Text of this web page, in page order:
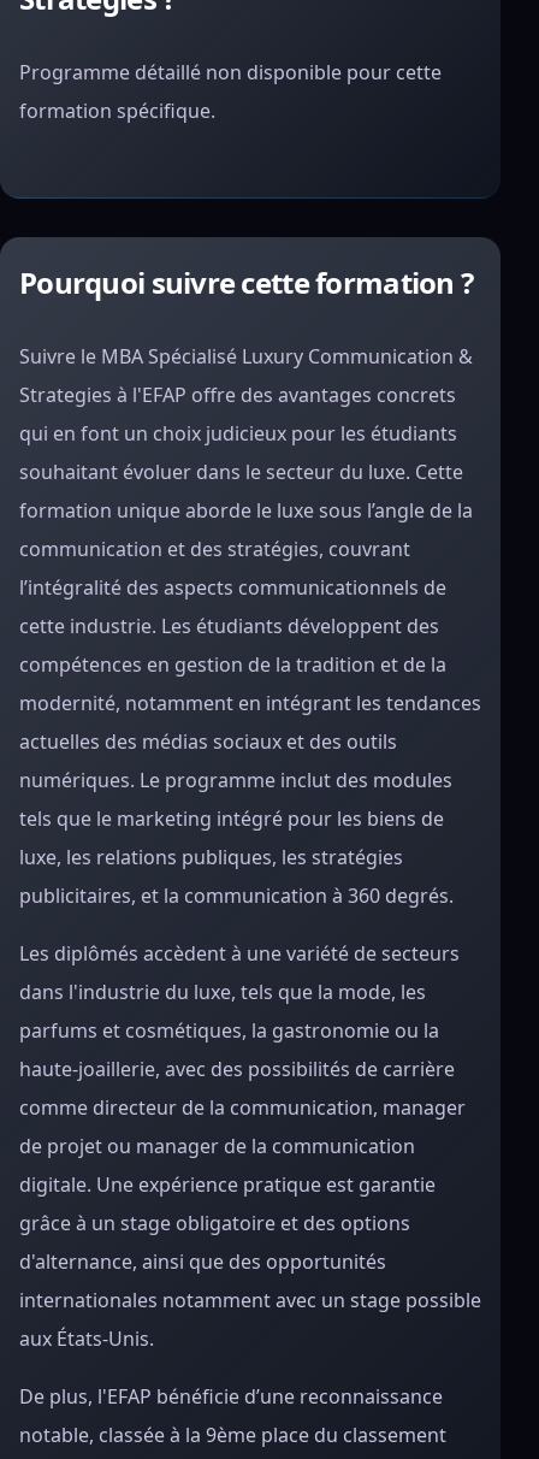
Programme détaillé non disponible pour cette
formation spécifique.
Pourquoi suivre cette formation ?
Suivre le MBA Spécialisé Luxury Communication &
Strategies à l'EFAP offre des avantages concrets
qui en font un choix judicieux pour les étudiants
souhaitant évoluer dans le secteur du luxe. Cette
formation unique aborde le luxe sous l’angle de la
communication et des stratégies, couvrant
l’intégralité des aspects communicationnels de
cette industrie. Les étudiants développent des
compétences en gestion de la tradition et de la
modernité, notamment en intégrant les tendances
actuelles des médias sociaux et des outils
numériques. Le programme inclut des modules
tels que le marketing intégré pour les biens de
luxe, les relations publiques, les stratégies
publicitaires, et la communication à 360 degrés.
Les diplômés accèdent à une variété de secteurs
dans l'industrie du luxe, tels que la mode, les
parfums et cosmétiques, la gastronomie ou la
haute-joaillerie, avec des possibilités de carrière
comme directeur de la communication, manager
de projet ou manager de la communication
digitale. Une expérience pratique est garantie
grâce à un stage obligatoire et des options
d'alternance, ainsi que des opportunités
internationales notamment avec un stage possible
aux États-Unis.
De plus, l'EFAP bénéficie d’une reconnaissance
notable, classée à la 9ème place du classement